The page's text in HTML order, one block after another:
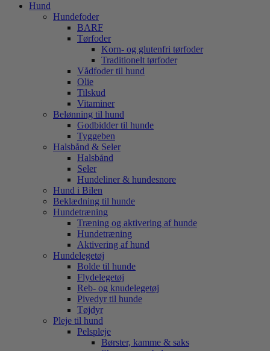
Hund
Hundefoder
BARF
Tørfoder
Korn- og glutenfri tørfoder
Traditionelt tørfoder
Vådfoder til hund
Olie
Tilskud
Vitaminer
Belønning til hund
Godbidder til hunde
Tyggeben
Halsbånd & Seler
Halsbånd
Seler
Hundeliner & hundesnore
Hund i Bilen
Beklædning til hunde
Hundetræning
Træning og aktivering af hunde
Hundetræning
Aktivering af hund
Hundelegetøj
Bolde til hunde
Flydelegetøj
Reb- og knudelegetøj
Pivedyr til hunde
Tøjdyr
Pleje til hund
Pelspleje
Børster, kamme & saks